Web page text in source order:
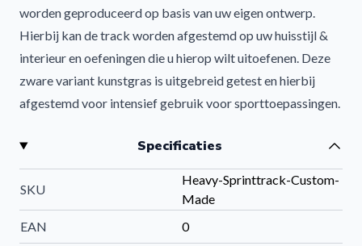
worden geproduceerd op basis van uw eigen ontwerp.
Hierbij kan de track worden afgestemd op uw huisstijl &
interieur en oefeningen die u hierop wilt uitoefenen. Deze
zware variant kunstgras is uitgebreid getest en hierbij
afgestemd voor intensief gebruik voor sporttoepassingen.
van de mat, zorgt ervoor dat de mat slijtvast is en hierdoor
lang mee zal gaan als sportvloer. Het is ook mogelijk om
deze custom-made track te verwerken in onze standaard
uitvoeringen.
Specificaties
SKU
Heavy-Sprinttrack-Custom-
Made
EAN
0